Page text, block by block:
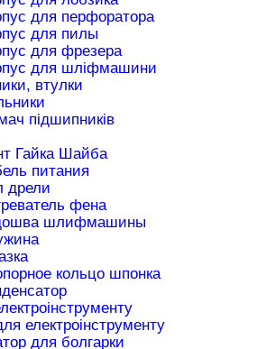
для перфоратора
для пилы
для фрезера
для шліфмашини
втулки
підшипників
Гайка Шайба
питания
дрели
фена
шлифмашины
кольцо шпонка
електроінструменту
для болгарки